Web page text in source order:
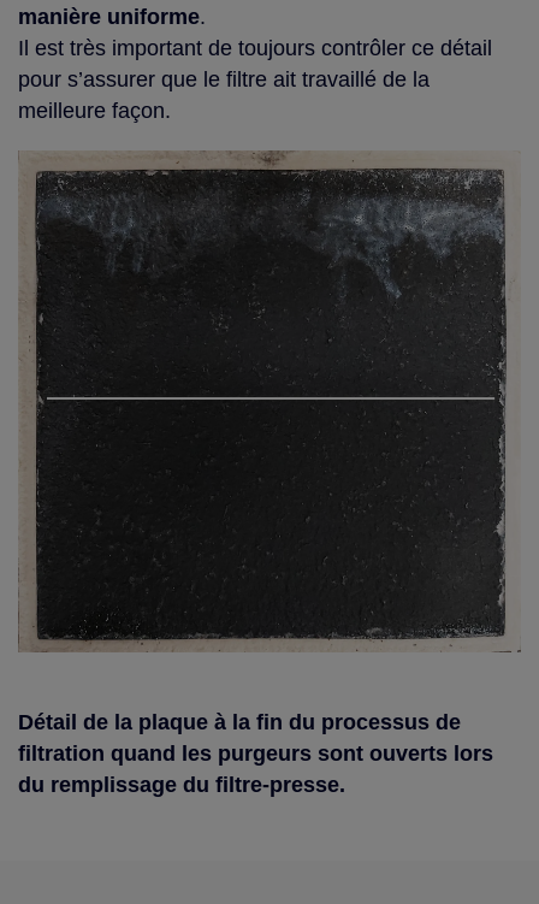
manière uniforme.
Il est très important de toujours contrôler ce détail
pour s’assurer que le filtre ait travaillé de la
meilleure façon.
Détail de la plaque à la fin du processus de
filtration quand les purgeurs sont ouverts lors
du remplissage du filtre-presse.